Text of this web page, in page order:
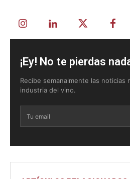
¡Ey! No te pierdas
Recibe semanalmente las noticias
industria del vino.